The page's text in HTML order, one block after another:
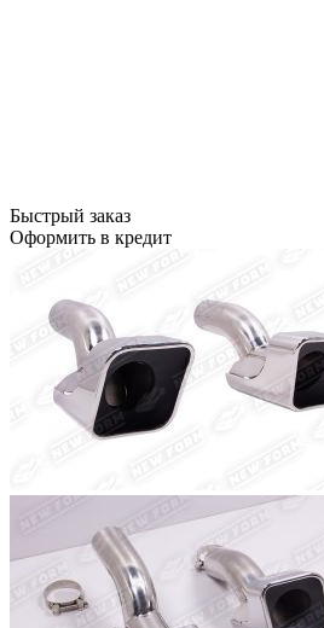
Быстрый заказ
Оформить в кредит